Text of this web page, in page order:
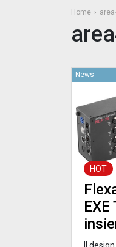
Home
News
HOT